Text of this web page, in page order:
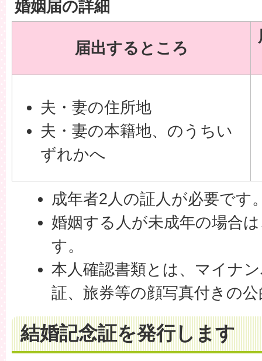
婚姻届の詳細
届出するところ
夫・妻の住所地
夫・妻の本籍地、のうちい
ずれかへ
成年者2人の証人が必要です
婚姻する人が未成年の場合
す。
本人確認書類とは、マイナ
証、旅券等の顔写真付きの
結婚記念証を発行します